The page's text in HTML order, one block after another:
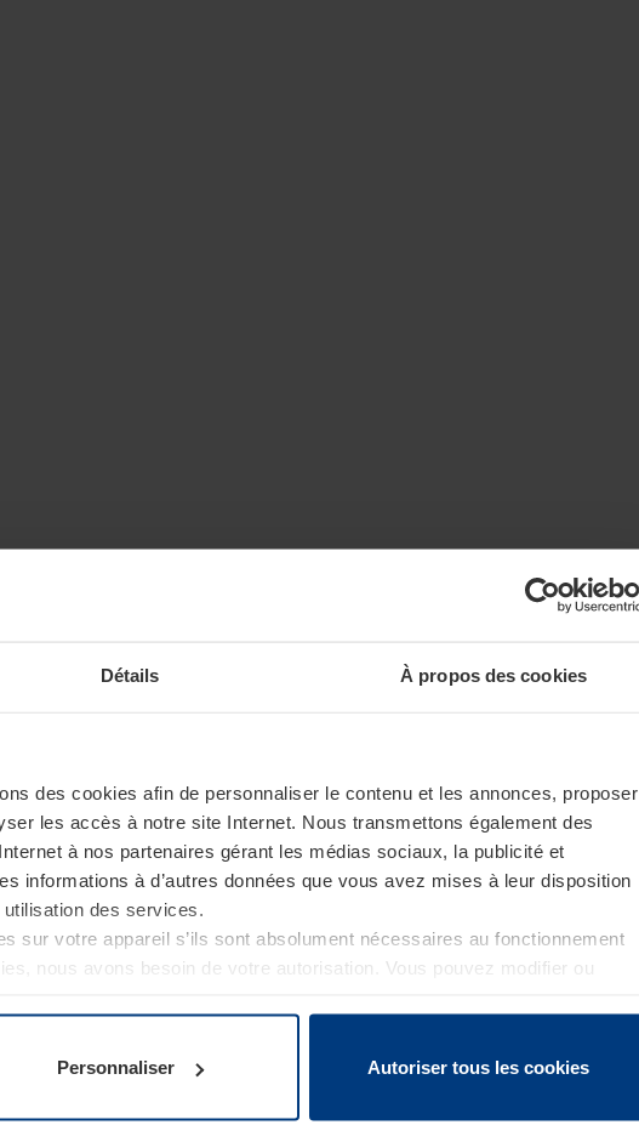
Détails À propos des cookies
des cookies afin de personnaliser le contenu et les annonces, proposer
les accès à notre site Internet. Nous transmettons également des
à nos partenaires gérant les médias sociaux, la publicité et
informations à d’autres données que vous avez mises à leur disposition
des services.
sur votre appareil s’ils sont absolument nécessaires au fonctionnement
nous avons besoin de votre autorisation. Vous pouvez modifier ou
Personnaliser Autoriser tous les cookies